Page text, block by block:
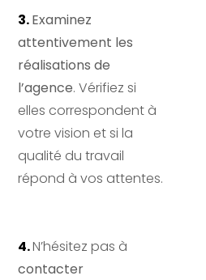
3. Examinez
attentivement les
réalisations de
l’agence. Vérifiez si
elles correspondent à
votre vision et si la
qualité du travail
répond à vos attentes.
4. N’hésitez pas à
contacter